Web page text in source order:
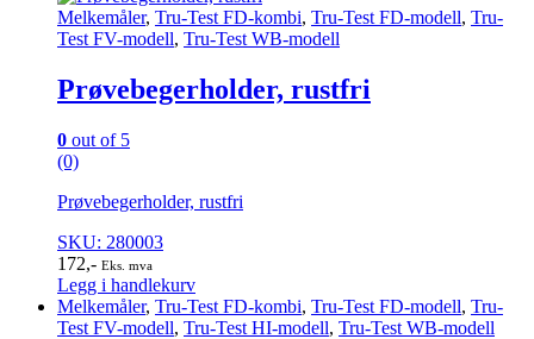
Melkemåler, Tru-Test FD-kombi, Tru-Test FD-modell, Tru-
Test FV-modell, Tru-Test WB-modell
Prøvebegerholder, rustfri
0 out of 5
(0)
Prøvebegerholder, rustfri
SKU: 280003
172,- Eks. mva
Legg i handlekurv
Melkemåler, Tru-Test FD-kombi, Tru-Test FD-modell, Tru-
Test FV-modell, Tru-Test HI-modell, Tru-Test WB-modell